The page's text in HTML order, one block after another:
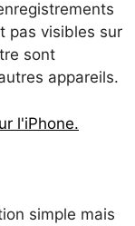
pas visibles sur
sont
appareils.
l'iPhone.
simple mais